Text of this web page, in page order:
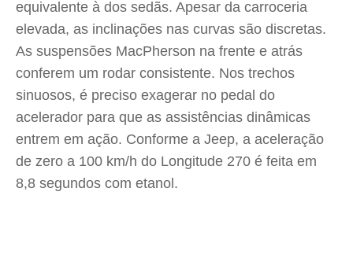
equivalente à dos sedãs. Apesar da carroceria
elevada, as inclinações nas curvas são discretas.
As suspensões MacPherson na frente e atrás
conferem um rodar consistente. Nos trechos
sinuosos, é preciso exagerar no pedal do
acelerador para que as assistências dinâmicas
entrem em ação. Conforme a Jeep, a aceleração
de zero a 100 km/h do Longitude 270 é feita em
8,8 segundos com etanol.